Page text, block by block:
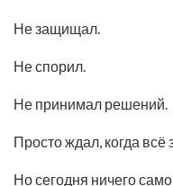
Не защищал.
Не спорил.
Не принимал решений.
Просто ждал, когда всё
Но сегодня ничего